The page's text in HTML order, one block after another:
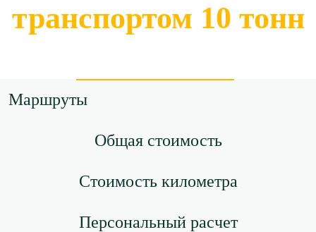
транспортом 10 тонн
Маршруты
Общая стоимость
Стоимость километра
Персональный расчет